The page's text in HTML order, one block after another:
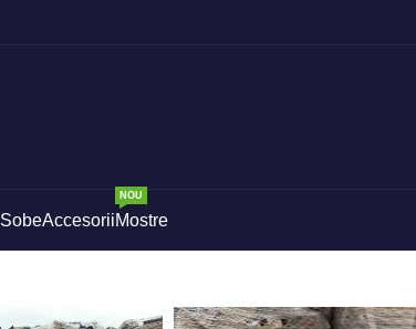
SobeAccesoriiMostre
NOU